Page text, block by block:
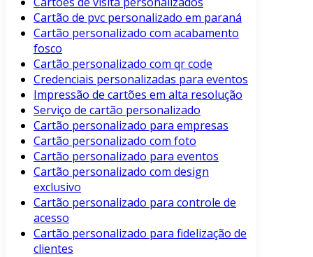
Cartão de pvc personalizado em paraná
Cartão personalizado com acabamento
fosco
Cartão personalizado com qr code
Credenciais personalizadas para eventos
Impressão de cartões em alta resolução
Serviço de cartão personalizado
Cartão personalizado para empresas
Cartão personalizado com foto
Cartão personalizado para eventos
Cartão personalizado com design
exclusivo
Cartão personalizado para controle de
acesso
Cartão personalizado para fidelização de
clientes